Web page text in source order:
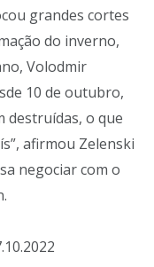
grandes cortes
do inverno,
Volodmir
10 de outubro,
destruídas, o que
afirmou Zelenski
negociar com o